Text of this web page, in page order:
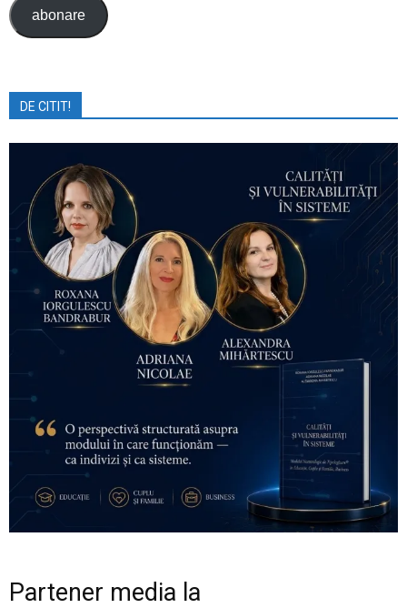
abonare
DE CITIT!
Partener media la